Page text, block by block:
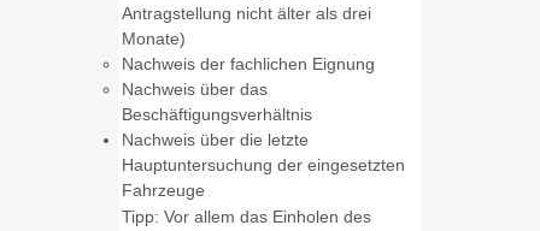
Antragstellung nicht älter als drei
Monate)
Nachweis der fachlichen Eignung
Nachweis über das
Beschäftigungsverhältnis
Nachweis über die letzte
Hauptuntersuchung der eingesetzten
Fahrzeuge
Tipp: Vor allem das Einholen des